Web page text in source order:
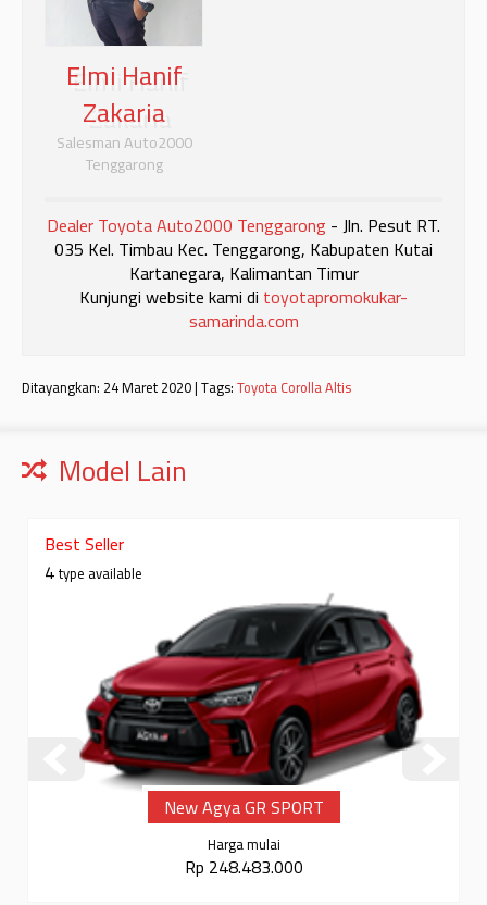
Elmi Hanif
Zakaria
Salesman Auto2000
Tenggarong
Dealer Toyota Auto2000 Tenggarong - Jln. Pesut RT.
035 Kel. Timbau Kec. Tenggarong, Kabupaten Kutai
Kartanegara, Kalimantan Timur
Kunjungi website kami di toyotapromokukar-
samarinda.com
Ditayangkan: 24 Maret 2020 | Tags:Toyota Corolla Altis
Model Lain
Best Seller
4type available
New Agya GR SPORT
Harga mulai
Rp 248.483.000